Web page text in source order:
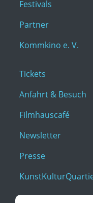
Festivals
Partner
Kommkino e. V.
Tickets
Anfahrt & Besuch
Filmhauscafé
Newsletter
Presse